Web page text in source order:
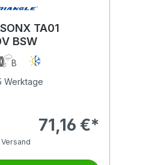
TA01
BSW
B
Werktage
71,16 €*